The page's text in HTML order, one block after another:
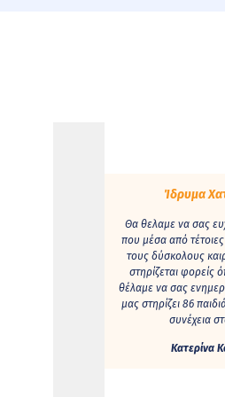
Ίδρυμα
Θα θελαμε να σας
που μέσα από
τους δύσκολους
στηρίζεται φορείς
θέλαμε να σας
μας στηρίζει 86
συνέχεια
Κατερίνα